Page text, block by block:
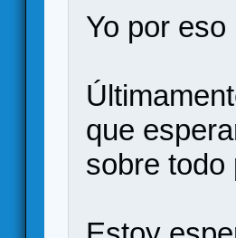
Yo por
que
sobre todo